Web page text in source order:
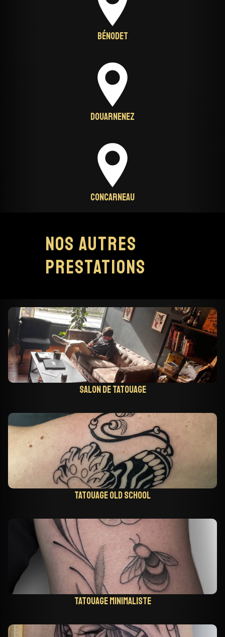
Bénodet
Douarnenez
Concarneau
Nos autres
prestations
Salon de tatouage
Tatouage old school
Tatouage minimaliste